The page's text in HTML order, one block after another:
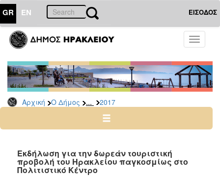
GR EN ΕΙΣΟΔΟΣ
Toggle
Αρχική Ο Δήμος ... 2017
ΔΗΜΟΣ
Δελτία
Τύπου
Αρχείο
2026
2024
2022
Εκδήλωση για την δωρεάν τουριστική
προβολή του Ηρακλείου παγκοσμίως στο
Πολιτιστικό Κέντρο